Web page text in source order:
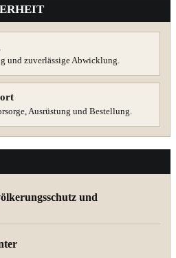
und zuverlässige Abwicklung.
Ausrüstung und Bestellung.
und